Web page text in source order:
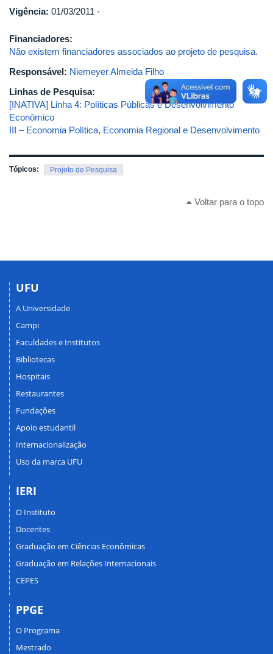
Vigência: 01/03/2011 -
Financiadores:
Não existem financiadores associados ao projeto de pesquisa.
Responsável: Niemeyer Almeida Filho
Linhas de Pesquisa:
[INATIVA] Linha 4: Políticas Públicas e Desenvolvimento
Econômico
III – Economia Política, Economia Regional e Desenvolvimento
Tópicos: Projeto de Pesquisa
Voltar para o topo
UFU
A Universidade
Campi
Faculdades e Institutos
Bibliotecas
Hospitais
Restaurantes
Fundações
Apoio estudantil
Internacionalização
Uso da marca UFU
IERI
O Instituto
Docentes
Graduação em Ciências Econômicas
Graduação em Relações Internacionais
CEPES
PPGE
O Programa
Mestrado